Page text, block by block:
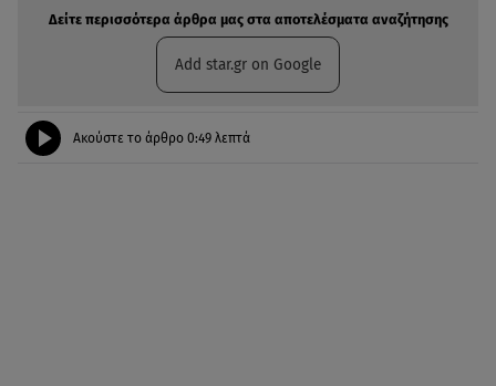
Δείτε περισσότερα άρθρα μας στα αποτελέσματα αναζήτησης
Add star.gr on Google
Ακούστε το άρθρο 0:49 λεπτά